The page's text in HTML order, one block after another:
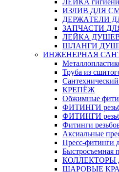
ЛЕЙКА
ИЗЛИВ ДЛЯ
ДЕРЖАТЕЛИ
ЗАПЧАСТИ
ЛЕЙКА
ШЛАНГИ
ИНЖЕНЕРНАЯ
Труба из
КРЕПЁЖ
Обжимные
ФИТИНГИ
ФИТИНГИ
Фитинги
Аксиальные
Пресс-фитинги
Быстросъемная
КОЛЛЕКТОРЫ
ШАРОВЫЕ